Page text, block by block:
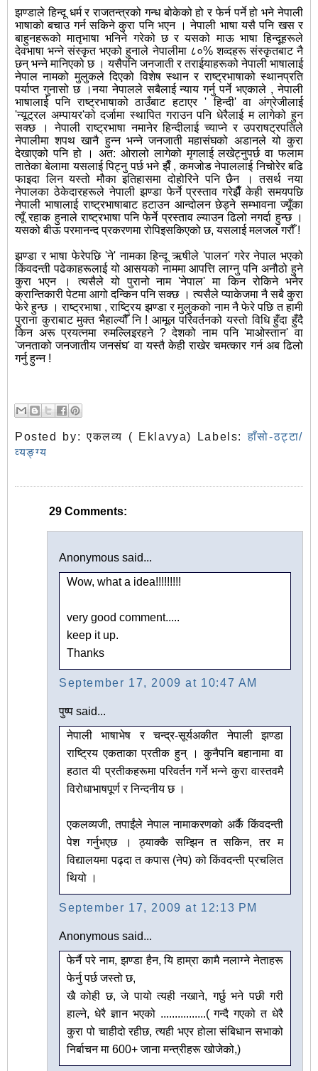
झण्डाले हिन्दू धर्म र राजतन्त्रको गन्ध बोकेको हो र फेर्न पर्ने हो भने नेपाली
भाषाको बचाउ गर्न सकिने कुरा पनि भएन । नेपाली भाषा यसै पनि खस र
बाहुनहरूको मातृभाषा भनिने गरेको छ र यसको माऊ भाषा हिन्दूहरूले
देवभाषा भन्ने संस्कृत भएको हुनाले नेपालीमा ८०% शव्दहरू संस्कृतबाट नै
छन् भन्ने मानिएको छ । यसैपनि जनजाती र तराईयाहरूको नेपाली भाषालाई
नेपाल नामको मुलुकले दिएको विशेष स्थान र राष्ट्रभाषाको स्थानप्रति
पर्याप्त गुनासो छ ।नया नेपालले सबैलाई न्याय गर्नु पर्ने भएकाले , नेपाली
भाषालाई पनि राष्ट्रभाषाको ठाउँबाट हटाएर ' हिन्दी' वा अंग्रेजीलाई
'न्यूट्रल अम्पायर'को दर्जामा स्थापित गराउन पनि धेरैलाई म लागेको हुन
सक्छ । नेपाली राष्ट्रभाषा नमानेर हिन्दीलाई च्याप्ने र उपराषट्रपतिले
नेपालीमा शपथ खानै हुन्न भन्ने जनजाती महासंघको अडानले यो कुरा
देखाएको पनि हो । अत: ओरालो लागेको मृगलाई लखेट्नुपर्छ वा फलाम
तातेका बेलामा यसलाई पिट्नु पर्छ भने झैँ , कमजोड नेपाललाई निचोरेर बढि
फाइदा लिन यस्तो मौका इतिहासमा दोहोरिने पनि छैन । तसर्थ नया
नेपालका ठेकेदारहरूले नेपाली झण्डा फेर्ने प्रस्ताव गरेझैँ केही समयपछि
नेपाली भाषालाई राष्ट्रभाषाबाट हटाउन आन्दोलन छेड्ने सम्भावना ज्यूँका
त्यूँ रहाक हुनाले राष्ट्रभाषा पनि फेर्ने प्रस्ताव ल्याउन ढिलो नगर्दा हुन्छ ।
यसको बीऊ परमानन्द प्रकरणमा रोपिइसकिएको छ, यसलाई मलजल गरौँ !
झण्डा र भाषा फेरेपछि 'ने' नामका हिन्दू ऋषीले 'पालन' गरेर नेपाल भएको
किंवदन्ती पढेकाहरूलाई यो आसयको नाममा आपत्ति लाग्नु पनि अनौठो हुने
कुरा भएन । त्यसैले यो पुरानो नाम 'नेपाल' मा किन रोकिने भनेर
क्रान्तिकारी पेटमा आगो दन्किन पनि सक्छ । त्यसैले प्याकेजमा नै सबै कुरा
फेरे हुन्छ । राष्ट्रभाषा , राष्ट्रिय झण्डा र मुलुकको नाम नै फेरे पछि त हामी
पुराना कुराबाट मुक्त भैहाल्यौँ नि ! आमूल परिवर्तनको यस्तो विधि हुँदा हुँदै
किन अरू प्रयत्नमा रुमल्लिइरहने ? देशको नाम पनि 'माओस्तान' वा
'जनताको जनजातीय जनसंघ' वा यस्तै केही राखेर चमत्कार गर्न अब ढिलो
गर्नु हुन्न !
Posted by:एकलव्य ( Eklavya) Labels:हाँसो-ठट्टा/
व्यङ्ग्य
29 Comments:
Anonymous said...
Wow, what a idea!!!!!!!!!
very good comment.....
keep it up.
Thanks
September 17, 2009 at 10:47 AM
पुष्प said...
नेपाली भाषाभेष र चन्द्र-सूर्यअ‍कीत नेपाली झण्डा
राष्ट्रिय एकताका प्रतीक हुन् । कुनैपनि बहानामा वा
हठात यी प्रतीकहरूमा परिवर्तन गर्ने भन्ने कुरा वास्तवमै
विरोधाभाषपूर्ण र निन्दनीय छ ।
एकलव्यजी, तपाईंले नेपाल नामाकरणको अर्कै किंवदन्ती
पेश गर्नुभएछ । ठ्याक्कै सम्झिन त सकिन, तर म
विद्यालयमा पढ्दा त कपास (नेप) को किंवदन्ती प्रचलित
थियो ।
September 17, 2009 at 12:13 PM
Anonymous said...
फेर्नै परे नाम, झण्डा हैन, यि हाम्रा कामै नलाग्ने नेताहरू
फेर्नु पर्छ जस्तो छ,
खै कोही छ, जे पायो त्यही नखाने, गर्छु भने पछी गरी
हाल्ने, धेरै ज्ञान भएको ................( गन्दै गएको त धेरै
कुरा पो चाहीदो रहीछ, त्यही भएर होला संबिधान सभाको
निर्बाचन मा 600+ जाना मन्त्रीहरू खोजेको,)